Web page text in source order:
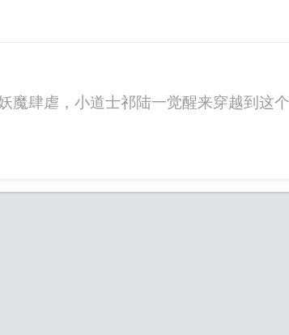
魔肆虐，小道士祁陆一觉醒来穿越到这